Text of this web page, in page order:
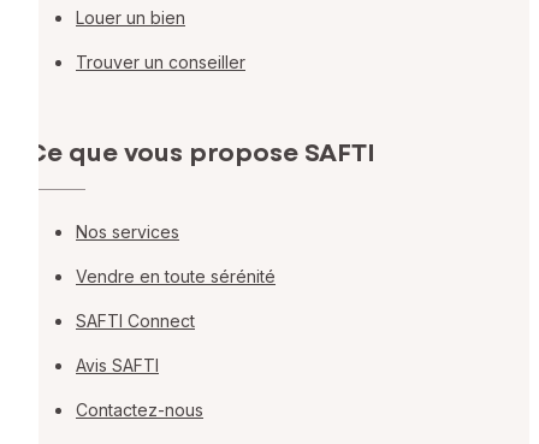
Louer un bien
Trouver un conseiller
Ce que vous propose SAFTI
Nos services
Vendre en toute sérénité
SAFTI Connect
Avis SAFTI
Contactez-nous